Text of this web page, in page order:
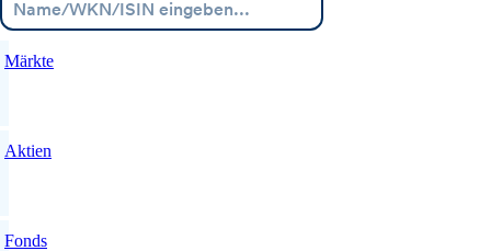
Märkte
Aktien
Fonds